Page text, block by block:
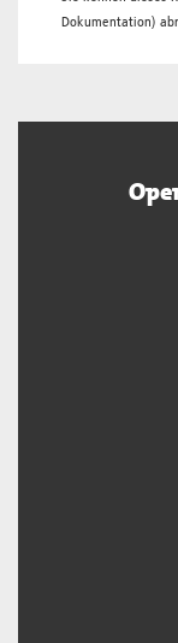
Dokumentation)